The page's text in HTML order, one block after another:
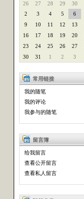
26 27 28 29 30
2
3 4 5 6
9
10 11 12 13
16
17 18 19 20
23
24 25 26 27
30
31 1 2 3
常用链接
我的随笔
我的评论
我参与的随笔
留言簿
给我留言
查看公开留言
查看私人留言